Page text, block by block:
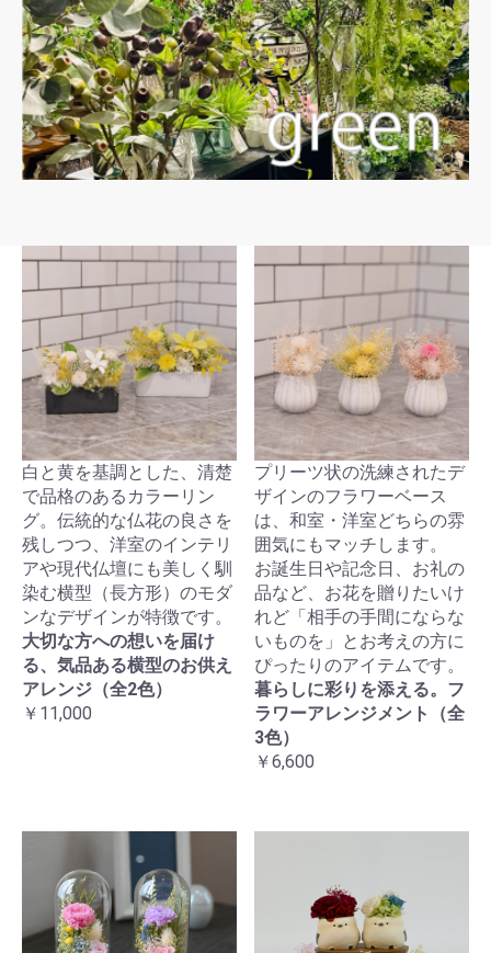
白と黄を基調とした、清楚
で品格のあるカラーリン
グ。伝統的な仏花の良さを
残しつつ、洋室のインテリ
アや現代仏壇にも美しく馴
染む横型（長方形）のモダ
ンなデザインが特徴です。
大切な方への想いを届け
る、気品ある横型のお供え
アレンジ（全2色）
￥11,000
プリーツ状の洗練されたデ
ザインのフラワーベース
は、和室・洋室どちらの雰
囲気にもマッチします。
お誕生日や記念日、お礼の
品など、お花を贈りたいけ
れど「相手の手間にならな
いものを」とお考えの方に
ぴったりのアイテムです。
暮らしに彩りを添える。フ
ラワーアレンジメント（全
3色）
￥6,600